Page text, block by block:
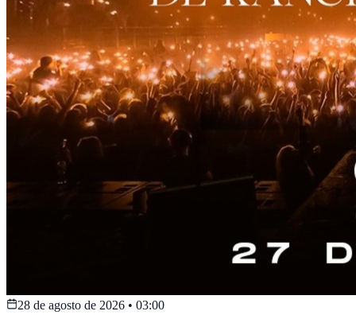
28 de agosto de 2026 • 03:00